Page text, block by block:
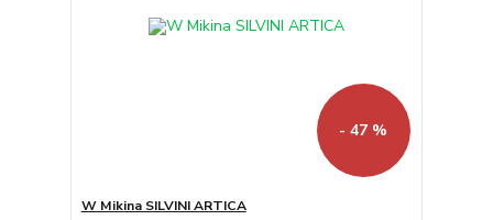
- 47 %
W Mikina SILVINI ARTICA